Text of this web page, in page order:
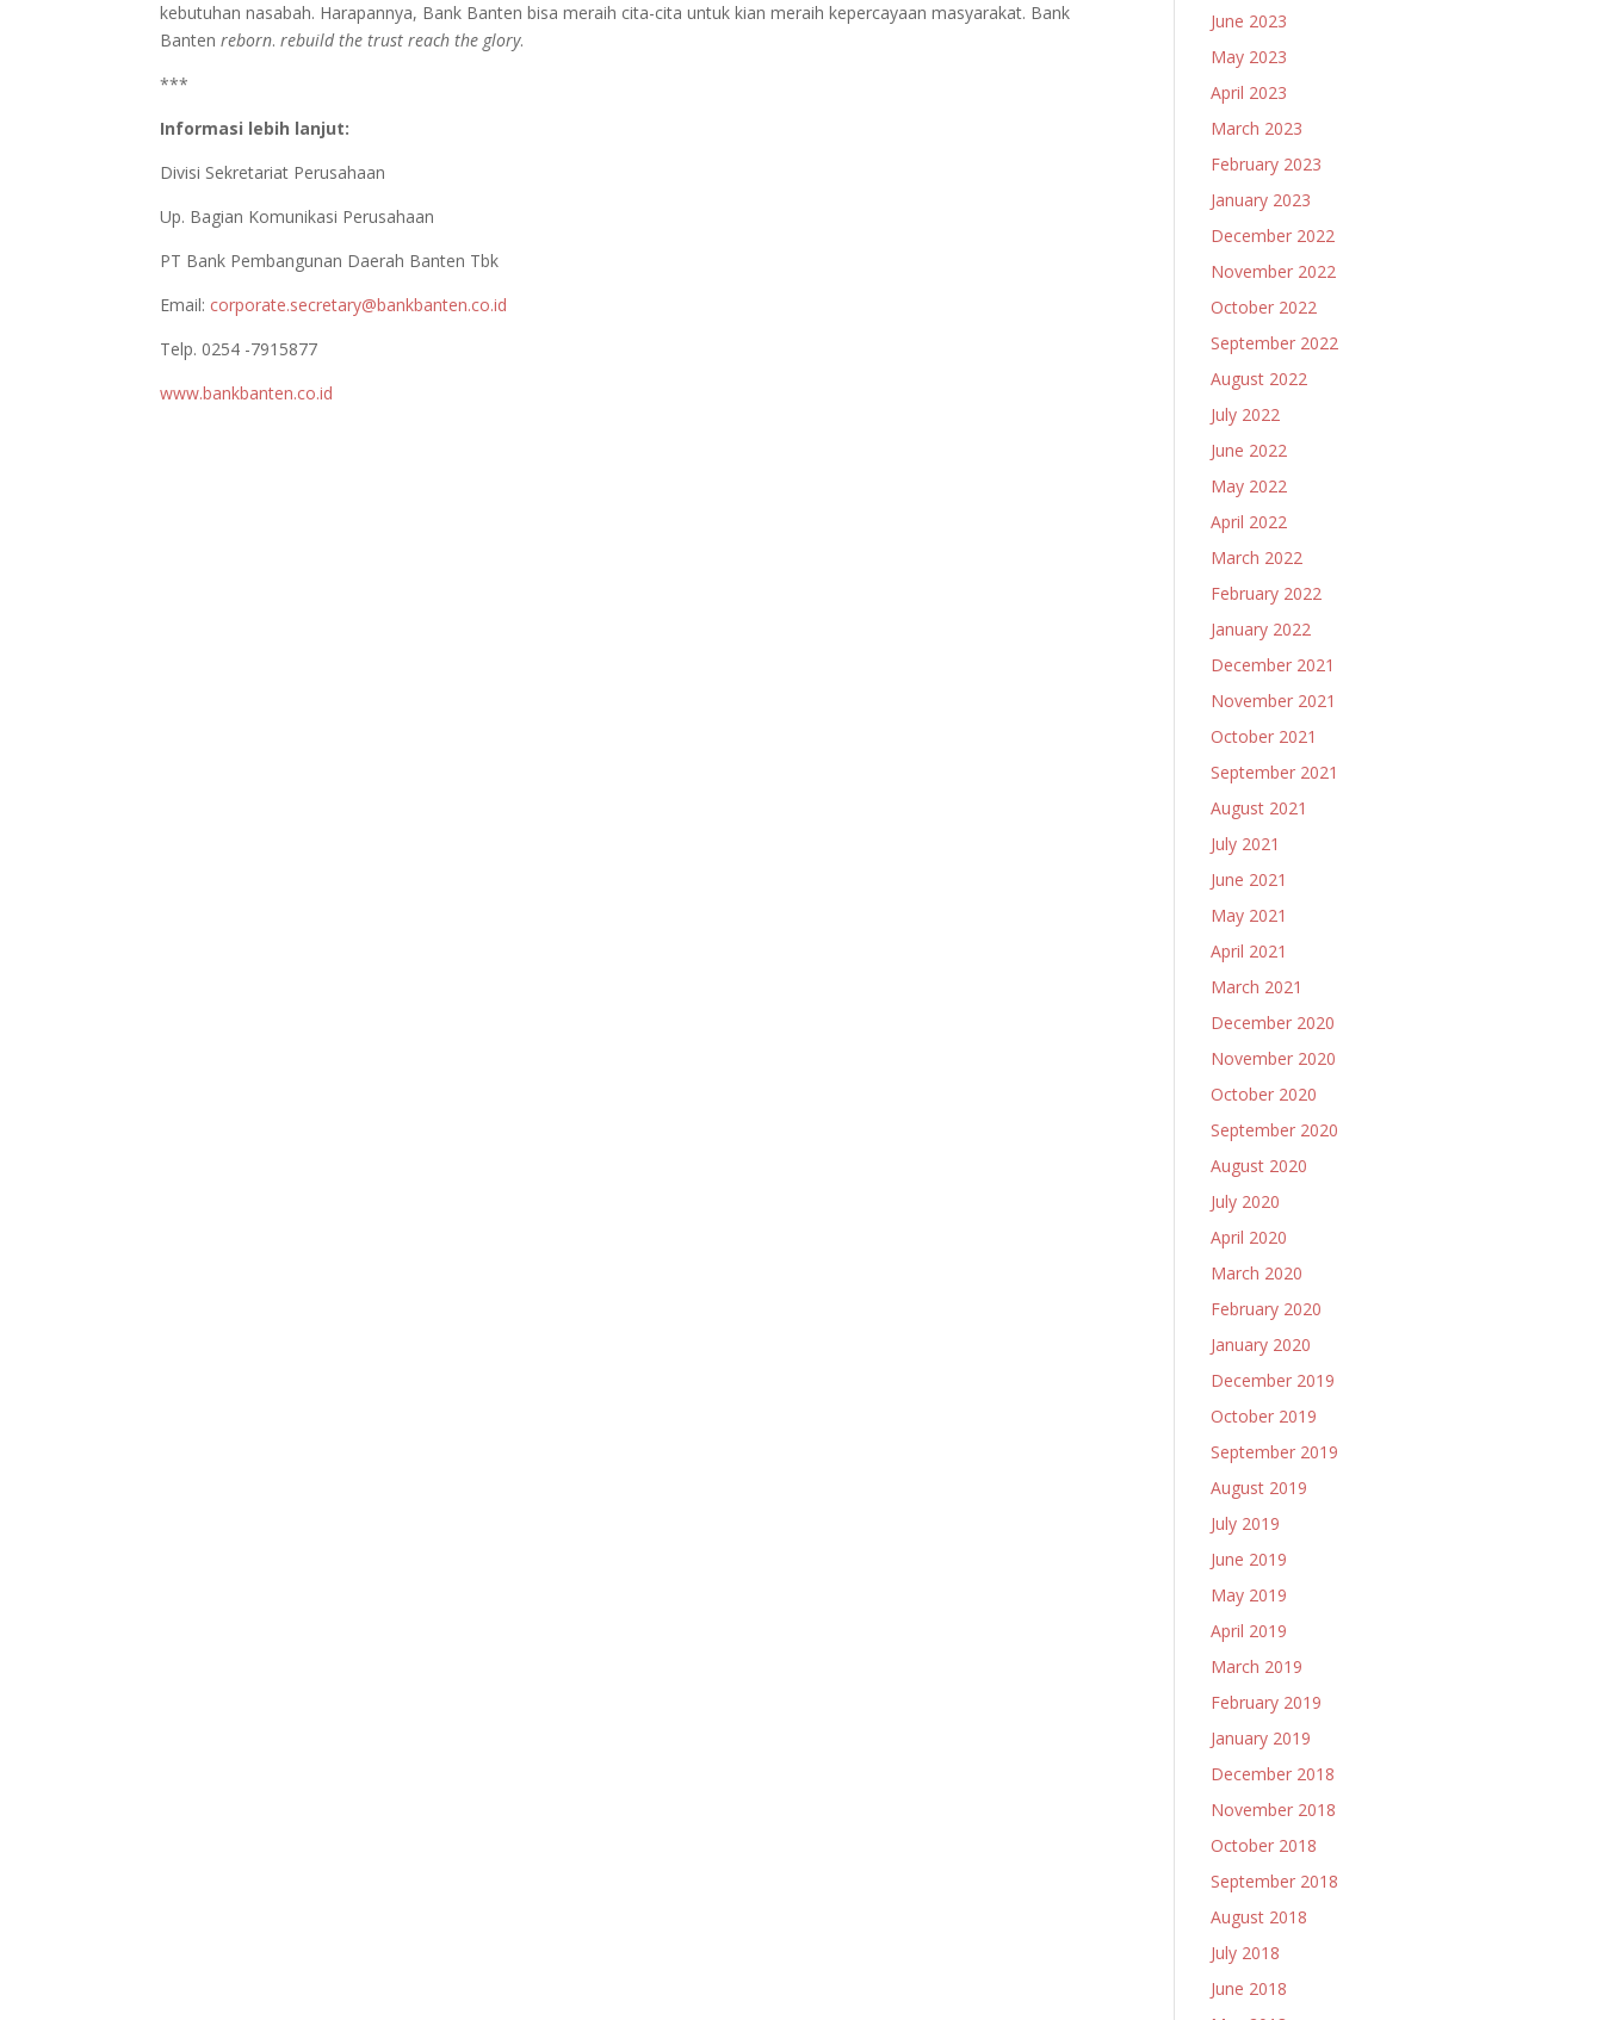
kebutuhan nasabah. Harapannya, Bank Banten bisa meraih cita-cita untuk kian meraih kepercayaan masyarakat. Bank
Bantenreborn.rebuild the trust reach the glory.
***
Informasi lebih lanjut:
Divisi Sekretariat Perusahaan
Up. Bagian Komunikasi Perusahaan
PT Bank Pembangunan Daerah Banten Tbk
Email: corporate.secretary@bankbanten.co.id
Telp. 0254 -7915877
www.bankbanten.co.id
June 2023
May 2023
April 2023
March 2023
February 2023
January 2023
December 2022
November 2022
October 2022
September 2022
August 2022
July 2022
June 2022
May 2022
April 2022
March 2022
February 2022
January 2022
December 2021
November 2021
October 2021
September 2021
August 2021
July 2021
June 2021
May 2021
April 2021
March 2021
December 2020
November 2020
October 2020
September 2020
August 2020
July 2020
April 2020
March 2020
February 2020
January 2020
December 2019
October 2019
September 2019
August 2019
July 2019
June 2019
May 2019
April 2019
March 2019
February 2019
January 2019
December 2018
November 2018
October 2018
September 2018
August 2018
July 2018
June 2018